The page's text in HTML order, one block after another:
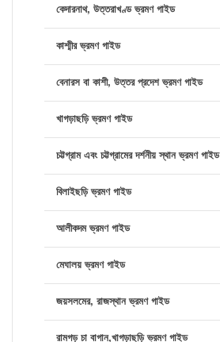
কেদারনাথ, উত্তরাখণ্ড ভ্রমণ গাইড
কাশ্মীর ভ্রমণ গাইড
বেনারস বা কাশী, উত্তর প্রদেশ ভ্রমণ গাইড
খাগড়াছড়ি ভ্রমণ গাইড
চট্টগ্রাম এবং চট্টগ্রামের দর্শনীয় স্থান ভ্রমণ গাইড
বিলাইছড়ি ভ্রমণ গাইড
আলীকদম ভ্রমণ গাইড
মেঘালয় ভ্রমণ গাইড
জয়সলমের, রাজস্থান ভ্রমণ গাইড
রামগড় চা বাগান,খাগড়াছড়ি ভ্রমণ গাইড